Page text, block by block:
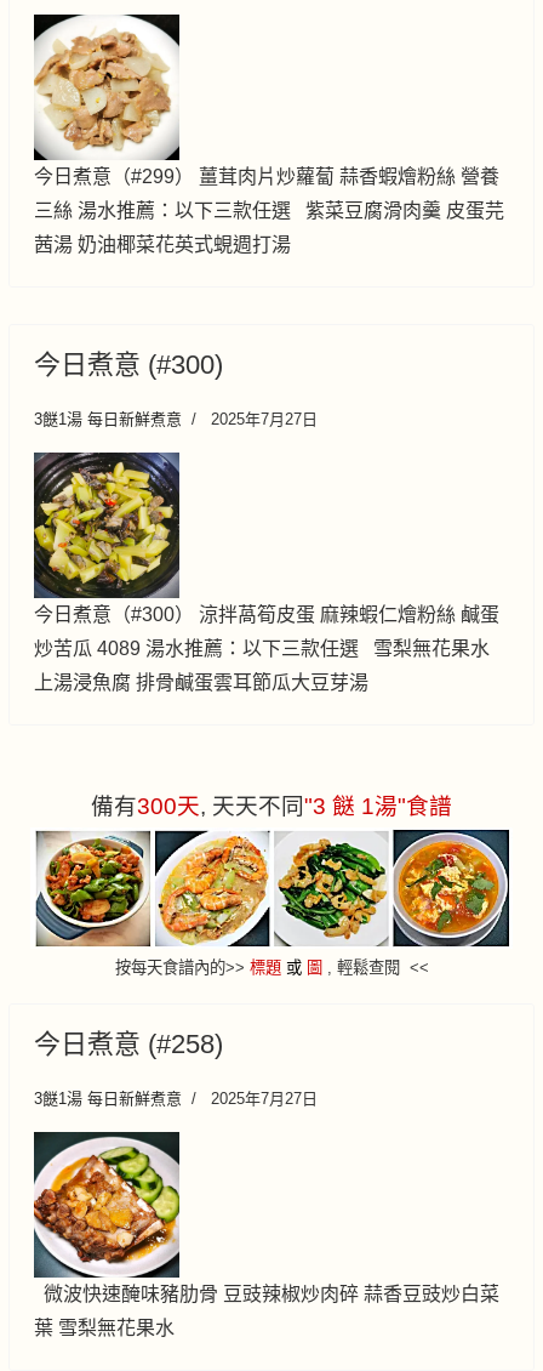
今日煮意（#299） 薑茸肉片炒蘿蔔 蒜香蝦燴粉絲 營養
三絲 湯水推薦：以下三款任選 紫菜豆腐滑肉羹 皮蛋芫
茜湯 奶油椰菜花英式蜆週打湯
今日煮意 (#300)
3餸1湯 每日新鮮煮意 2025年7月27日
今日煮意（#300） 涼拌萵筍皮蛋 麻辣蝦仁燴粉絲 鹹蛋
炒苦瓜 4089 湯水推薦：以下三款任選 雪梨無花果水
上湯浸魚腐 排骨鹹蛋雲耳節瓜大豆芽湯
備有300天, 天天不同"3 餸 1湯"食譜
按每天食譜內的>> 標題 或圖 , 輕鬆查閱 <<
今日煮意 (#258)
3餸1湯 每日新鮮煮意 2025年7月27日
微波快速醃味豬肋骨 豆豉辣椒炒肉碎 蒜香豆豉炒白菜
葉 雪梨無花果水